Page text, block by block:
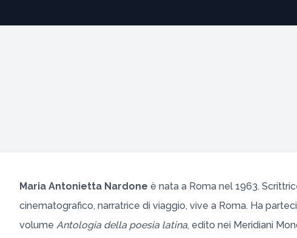
Maria Antonietta Nardone è nata a Roma nel 1963.
cinematografico, narratrice di viaggio, vive a Roma. Ha
volume Antologia della poesia latina, edito nei Meridiani